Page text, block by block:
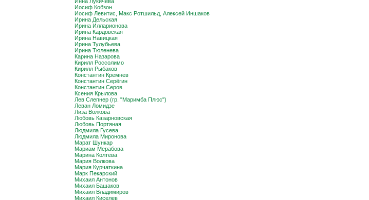
Иосиф Кобзон
Иосиф Левитис, Макс Ротшильд, Алексей Иншаков
Ирина Дельская
Ирина Илларионова
Ирина Кардовская
Ирина Навицкая
Ирина Тулубьева
Ирина Тюленева
Карина Назарова
Кирилл Россолимо
Кирилл Рыбаков
Константин Кремнев
Константин Серёгин
Константин Серов
Ксения Крылова
Лев Слепнер (гр. "Маримба Плюс")
Леван Ломидзе
Лиза Волкова
Любовь Казарновская
Любовь Портяная
Людмила Гусева
Людмила Миронова
Марат Шункар
Мариам Мерабова
Марина Колтева
Мария Волкова
Мария Курчаткина
Марк Пекарский
Михаил Антонов
Михаил Башаков
Михаил Владимиров
Михаил Киселев